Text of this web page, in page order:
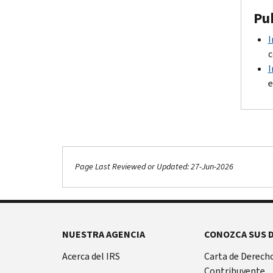
Page Last Reviewed or Updated: 27-Jun-2026
Footer Navigation
NUESTRA AGENCIA
Acerca del IRS
CONOZCA SUS
Carta de